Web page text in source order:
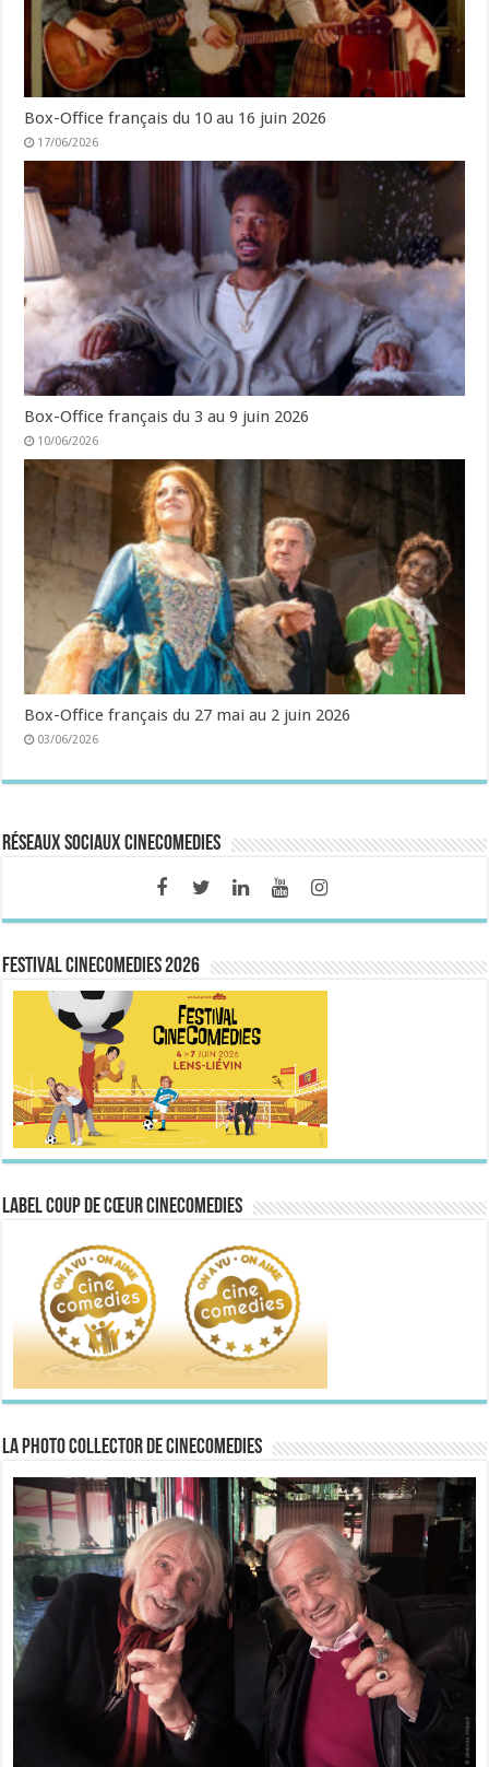
Box-Office français du 10 au 16 juin 2026
17/06/2026
Box-Office français du 3 au 9 juin 2026
10/06/2026
Box-Office français du 27 mai au 2 juin 2026
03/06/2026
Réseaux sociaux CineComedies
FESTIVAL CINECOMEDIES 2026
Label Coup de Cœur CineComedies
La Photo collector de CineComedies